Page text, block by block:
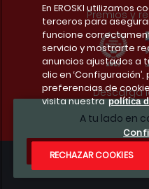
A tu lado en
¿Te
Premios y
Descarga
Condiciones legales
En EROSKI utilizamos
terceros para
funcione
servicio y mostrarte
anuncios ajustados a
clic en
preferencias de
visita nuestra política
RECHAZAR COOKIES